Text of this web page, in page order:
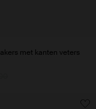
met kanten veters